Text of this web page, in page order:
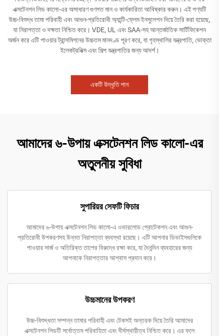
এক্সটেনশন লিড কালো-এর অসাধারণ গুণগত মান ও কার্যকারিতা আবিষ্কার করুন। এই পণ্যটি
উচ্চ-বিশুদ্ধ তামা পরিবাহী এবং আগুন-প্রতিরোধী অ্যান্টি-ফ্লেম ইনসুলেশন দিয়ে তৈরি করা হয়েছে,
যা নিরাপত্তা ও দক্ষতা নিশ্চিত করে। VDE, UL এবং SAA-সহ আন্তর্জাতিক সার্টিফিকেশন
অর্জন করে এটি পাওয়ার ট্রান্সমিশনের উচ্চতম মানদণ্ড পূরণ করে, যা গৃহস্থালির যন্ত্রপাতি, ভোক্তা
ইলেকট্রনিক্স এবং শিল্প যন্ত্রপাতির জন্য আদর্শ।
একটি উদ্ধৃতি পান
আমাদের ৬-উপায় এক্সটেনশন লিড কালো-এর
অতুলনীয় সুবিধা
সুপারিয়র সেফটি ফিচার
আমাদের ৬-উপায় এক্সটেনশন লিড কালো-এ ওভারলোড প্রোটেকশন এবং আগুন-
প্রতিরোধী উপকরণসহ উন্নত নিরাপত্তা ব্যবস্থা রয়েছে। এটি আপনার ডিভাইসগুলিকে
পাওয়ার সার্জ ও অতিরিক্ত তাপের বিরুদ্ধে রক্ষা করে, যা দৈনন্দিন ব্যবহারের জন্য
আপনাকে নিরাপত্তার আশ্বাস প্রদান করে।
উচ্চমানের উপকরণ
উচ্চ-বিশুদ্ধতা সম্পন্ন তামার পরিবাহী এবং টেকসই অন্তরক দিয়ে তৈরি আমাদের
এক্সটেনশন লিডটি সর্বোত্তম পরিবাহিতা এবং দীর্ঘস্থায়ীত্ব নিশ্চিত করে। এর ফলে